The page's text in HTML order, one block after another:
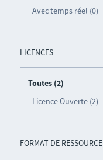
Avec temps réel (0)
LICENCES
Toutes (2)
Licence Ouverte (2)
FORMAT DE RESSOURCE